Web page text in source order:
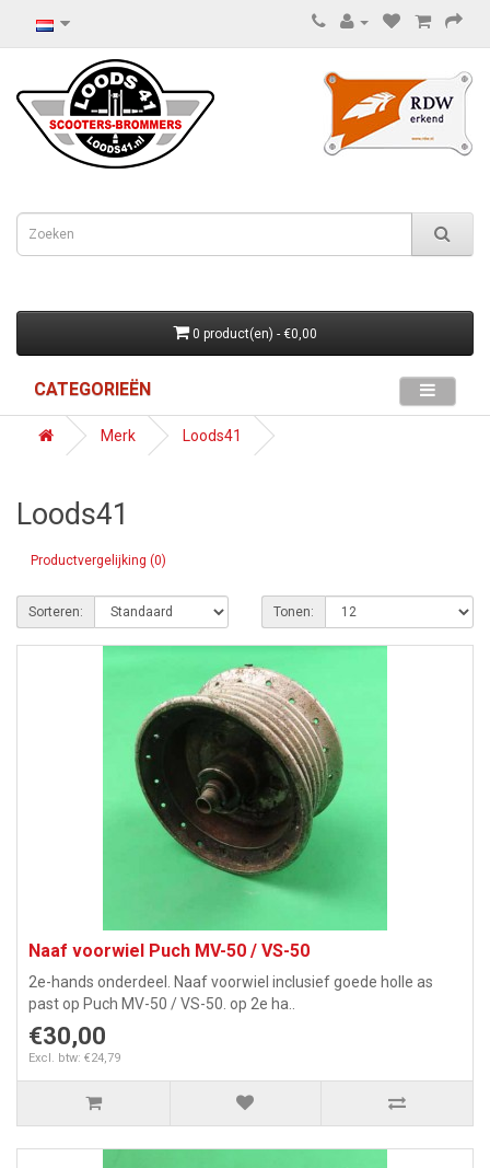
0 product(en) - €0,00
CATEGORIEËN
Merk Loods41
Loods41
Productvergelijking (0)
Sorteren: Tonen:
Naaf voorwiel Puch MV-50 / VS-50
2e-hands onderdeel. Naaf voorwiel inclusief goede holle as
past op Puch MV-50 / VS-50. op 2e ha..
€30,00
Excl. btw: €24,79